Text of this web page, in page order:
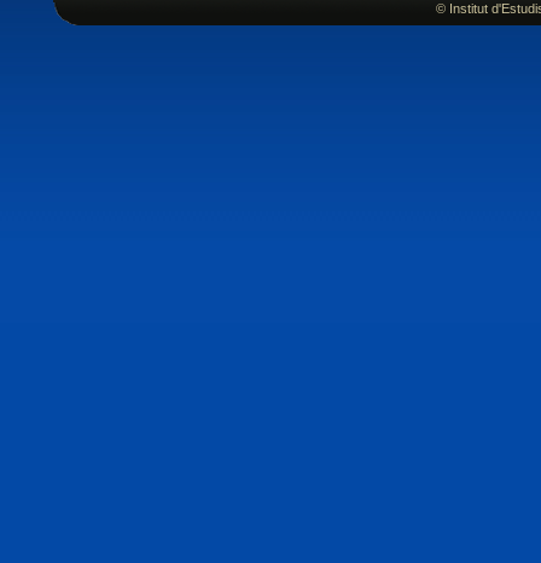
© Institut